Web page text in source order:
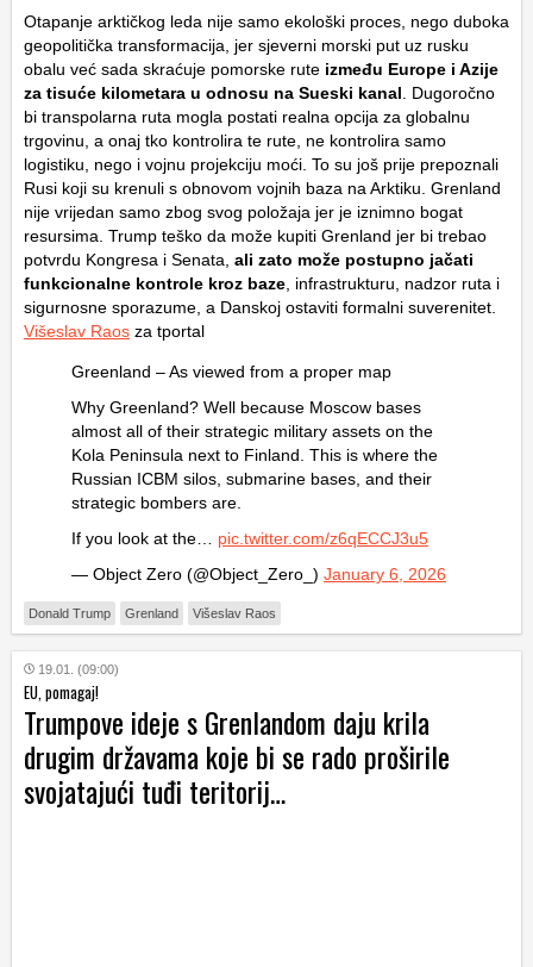
Otapanje arktičkog leda nije samo ekološki proces, nego duboka
geopolitička transformacija, jer sjeverni morski put uz rusku
obalu već sada skraćuje pomorske rute između Europe i Azije
za tisuće kilometara u odnosu na Sueski kanal. Dugoročno
bi transpolarna ruta mogla postati realna opcija za globalnu
trgovinu, a onaj tko kontrolira te rute, ne kontrolira samo
logistiku, nego i vojnu projekciju moći. To su još prije prepoznali
Rusi koji su krenuli s obnovom vojnih baza na Arktiku. Grenland
nije vrijedan samo zbog svog položaja jer je iznimno bogat
resursima. Trump teško da može kupiti Grenland jer bi trebao
potvrdu Kongresa i Senata, ali zato može postupno jačati
funkcionalne kontrole kroz baze, infrastrukturu, nadzor ruta i
sigurnosne sporazume, a Danskoj ostaviti formalni suverenitet.
Višeslav Raos za tportal
Greenland – As viewed from a proper map
Why Greenland? Well because Moscow bases
almost all of their strategic military assets on the
Kola Peninsula next to Finland. This is where the
Russian ICBM silos, submarine bases, and their
strategic bombers are.
If you look at the… pic.twitter.com/z6qECCJ3u5
— Object Zero (@Object_Zero_) January 6, 2026
Donald Trump Grenland Višeslav Raos
19.01. (09:00)
EU, pomagaj!
Trumpove ideje s Grenlandom daju krila
drugim državama koje bi se rado proširile
svojatajući tuđi teritorij…